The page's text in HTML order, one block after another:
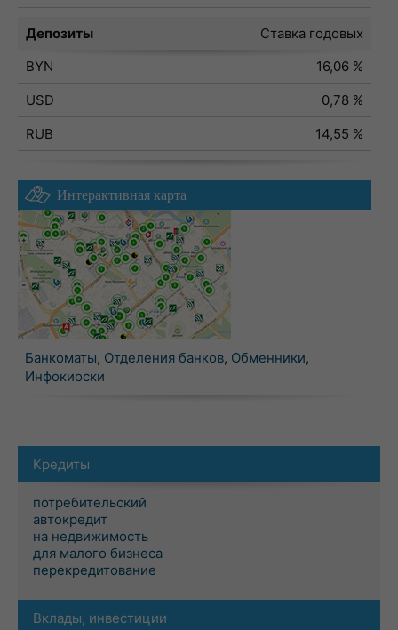
Депозиты
Ставка годовых
BYN
16,06 %
USD
0,78 %
RUB
14,55 %
Интерактивная карта
Банкоматы, Отделения банков, Обменники,
Инфокиоски
Кредиты
потребительский
автокредит
на недвижимость
для малого бизнеса
перекредитование
Вклады, инвестиции